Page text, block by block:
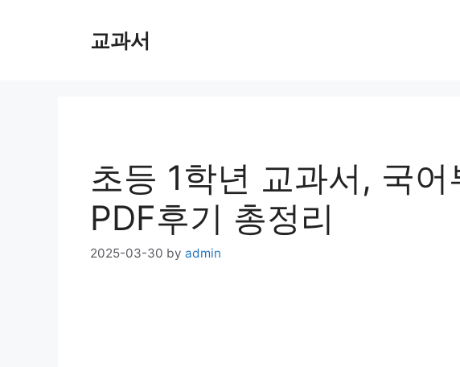
교과서
초등 1학년 교과서, 국
PDF후기 총정리
2025-03-30 by admin